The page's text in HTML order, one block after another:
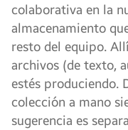
colaborativa en la
almacenamiento
resto del equipo.
archivos (de texto,
estés produciendo.
colección a mano
sugerencia es